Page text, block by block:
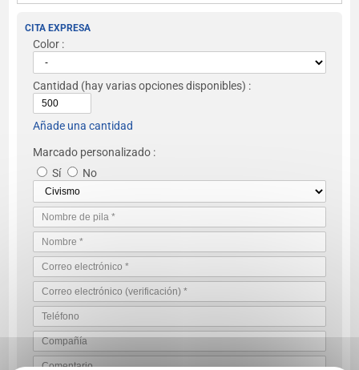
CITA EXPRESA
Color :
Cantidad (hay varias opciones disponibles) :
Añade una cantidad
Marcado personalizado :
Sí
No